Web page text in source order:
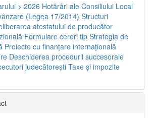
> 2026 Hotărâri ale Consiliului Local
(Legea 17/2014) Structuri
atestatului de producător
Formulare cereri tip Strategia de
Proiecte cu finanţare internaţională
Deschiderea procedurii succesorale
judecătorești Taxe şi impozite